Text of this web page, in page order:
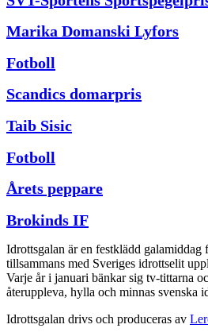
Marika Domanski Lyfors
Fotboll
Scandics domarpris
Taib Sisic
Fotboll
Årets peppare
Brokinds IF
Idrottsgalan är en festklädd galamiddag
tillsammans med Sveriges idrottselit
Varje år i januari bänkar sig tv-tittarna
återuppleva, hylla och minnas svenska
Idrottsgalan drivs och produceras av